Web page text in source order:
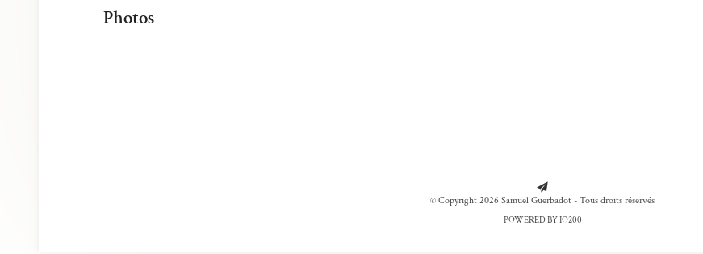
Photos
© Copyright 2026 Samuel Guerbadot - Tous droits réservés
POWERED BY IO200